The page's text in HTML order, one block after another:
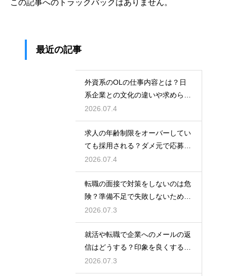
この記事へのトラックバックはありません。
最近の記事
外資系のOLの仕事内容とは？日
系企業との文化の違いや求められ
る英語力とスキル
2026.07.4
求人の年齢制限をオーバーしてい
ても採用される？ダメ元で応募し
て内定を勝ち取る
2026.07.4
転職の面接で対策をしないのは危
険？準備不足で失敗しないための
最低限の心構え
2026.07.3
就活や転職で企業へのメールの返
信はどうする？印象を良くする正
しいマナーと例文
2026.07.3